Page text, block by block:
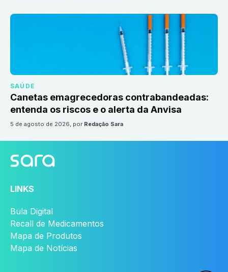
SAÚDE
Canetas emagrecedoras contrabandeadas:
entenda os riscos e o alerta da Anvisa
5 de agosto de 2026, por Redação Sara
LINKS
Bula Digital
Recall de Medicamentos
Mapa de Produtos
Mapa de Notícias